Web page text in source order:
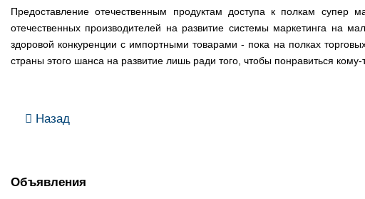
Предоставление отечественным продуктам доступа к полкам
отечественных производителей на развитие системы маркетинга на
здоровой конкуренции с импортными товарами - пока на полках
страны этого шанса на развитие лишь ради того, чтобы понравиться кому-
Назад
Объявления